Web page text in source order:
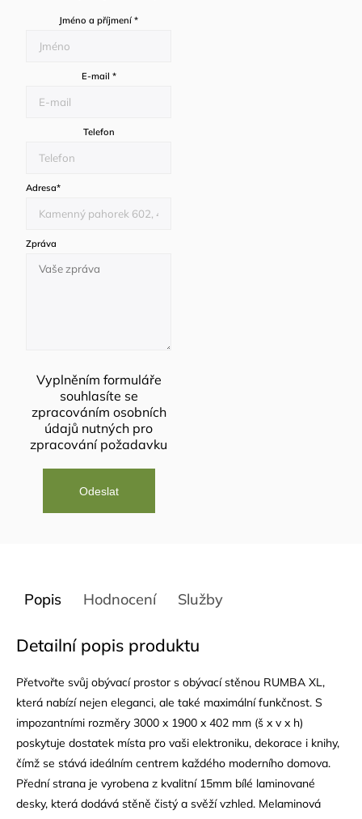
Jméno a příjmení *
E-mail *
Telefon
Adresa*
Zpráva
Vyplněním formuláře
souhlasíte se
zpracováním osobních
údajů nutných pro
zpracování požadavku
Popis Hodnocení Služby
Detailní popis produktu
Přetvořte svůj obývací prostor s obývací stěnou RUMBA XL,
která nabízí nejen eleganci, ale také maximální funkčnost. S
impozantními rozměry 3000 x 1900 x 402 mm (š x v x h)
poskytuje dostatek místa pro vaši elektroniku, dekorace i knihy,
čímž se stává ideálním centrem každého moderního domova.
Přední strana je vyrobena z kvalitní 15mm bílé laminované
desky, která dodává stěně čistý a svěží vzhled. Melaminová